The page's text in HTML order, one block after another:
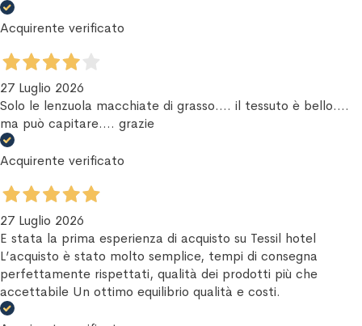
Acquirente verificato
27 Luglio 2026
Solo le lenzuola macchiate di grasso.... il tessuto è bello....
ma può capitare.... grazie
Acquirente verificato
27 Luglio 2026
E stata la prima esperienza di acquisto su Tessil hotel
L’acquisto è stato molto semplice, tempi di consegna
perfettamente rispettati, qualità dei prodotti più che
accettabile Un ottimo equilibrio qualità e costi.